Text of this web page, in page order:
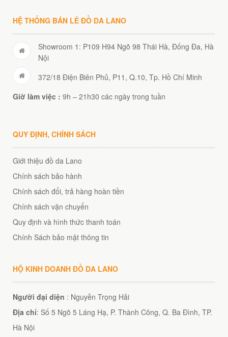
Jeep giá rẻ JR03
Jeep giá rẻ 04
GIỎ
GIỎ
HỆ THỐNG BÁN LẺ ĐỒ DA LANO
Showroom 1: P109 H94 Ngõ 98 Thái Hà, Đống Đa, Hà
Nội
372/18 Điện Biên Phủ, P11, Q.10, Tp. Hồ Chí Minh
Giờ làm việc : 9h – 21h30 các ngày trong tuần
QUY ĐỊNH, CHÍNH SÁCH
Giới thiệu đồ da Lano
Chính sách bảo hành
Chính sách đổi, trả hàng hoàn tiền
Chính sách vận chuyển
Quy định và hình thức thanh toán
Chính Sách bảo mật thông tin
HỘ KINH DOANH ĐỒ DA LANO
Người đại diện : Nguyễn Trọng Hải
Địa chỉ: Số 5 Ngõ 5 Láng Hạ, P. Thành Công, Q. Ba Đình, TP.
Hà Nội